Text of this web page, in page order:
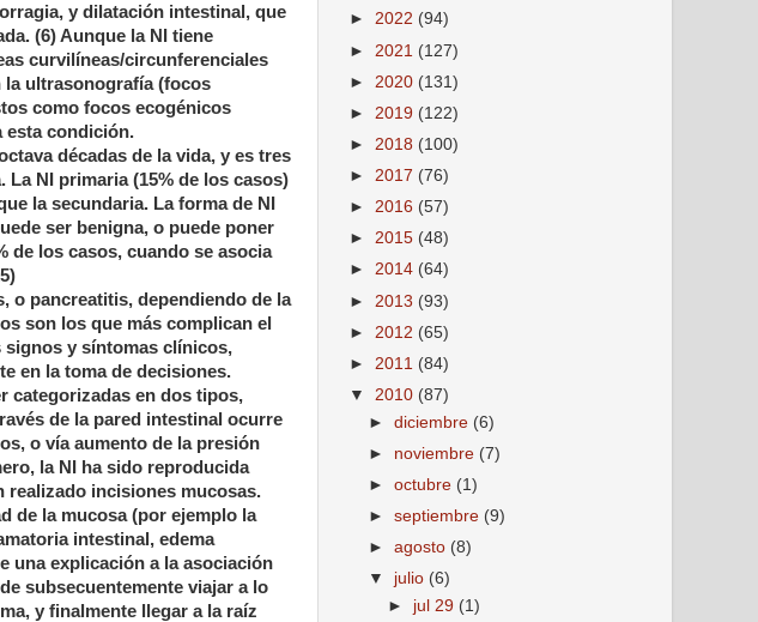
y dilatación intestinal, que
(6) Aunque la NI tiene
curvilíneas/circunferenciales
la ultrasonografía (focos
como focos ecogénicos
esta condición.
décadas de la vida, y es tres
NI primaria (15% de los casos)
la secundaria. La forma de NI
ser benigna, o puede poner
de los casos, cuando se asocia
o pancreatitis, dependiendo de la
son los que más complican el
signos y síntomas clínicos,
en la toma de decisiones.
categorizadas en dos tipos,
de la pared intestinal ocurre
o vía aumento de la presión
la NI ha sido reproducida
realizado incisiones mucosas.
de la mucosa (por ejemplo la
intestinal, edema
una explicación a la asociación
subsecuentemente viajar a lo
y finalmente llegar a la raíz
► 2022 (94)
► 2021 (127)
► 2020 (131)
► 2019 (122)
► 2018 (100)
► 2017 (76)
► 2016 (57)
► 2015 (48)
► 2014 (64)
► 2013 (93)
► 2012 (65)
► 2011 (84)
▼ 2010 (87)
►diciembre (6)
► noviembre (7)
►octubre (1)
►septiembre (9)
►agosto (8)
▼ julio (6)
► jul 29 (1)